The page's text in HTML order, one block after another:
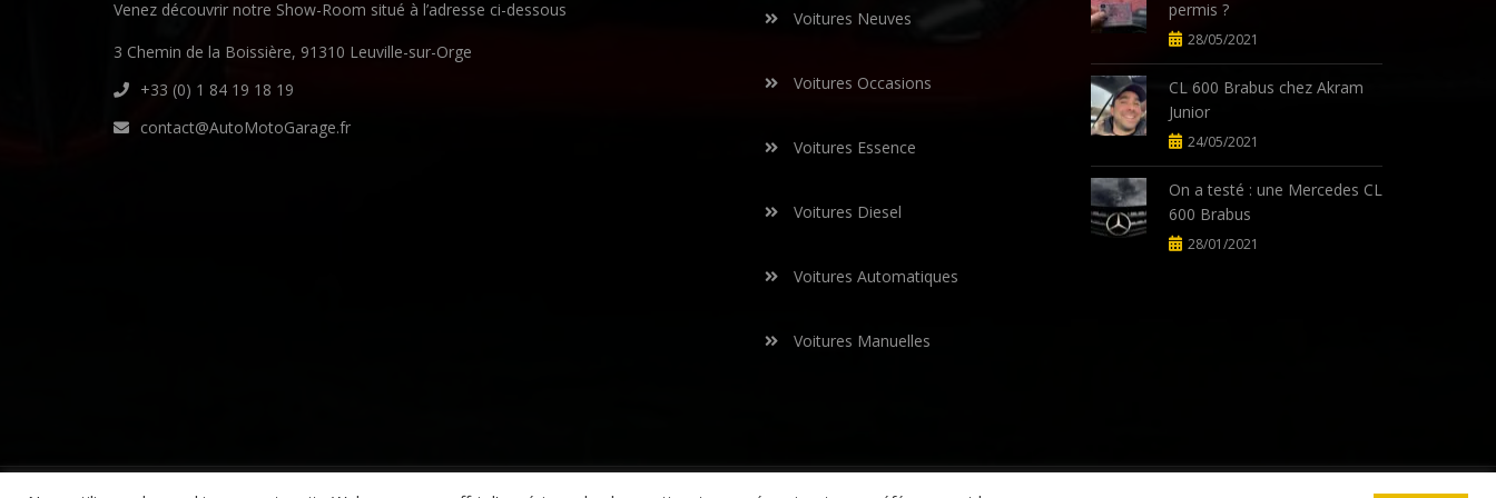
Venez découvrir notre Show-Room situé à l’adresse ci-dessous
3 Chemin de la Boissière, 91310 Leuville-sur-Orge
+33 (0) 1 84 19 18 19
contact@AutoMotoGarage.fr
Voitures Neuves
Voitures Occasions
Voitures Essence
Voitures Diesel
Voitures Automatiques
Voitures Manuelles
permis ?
28/05/2021
CL 600 Brabus chez Akram
Junior
24/05/2021
On a testé : une Mercedes CL
600 Brabus
28/01/2021